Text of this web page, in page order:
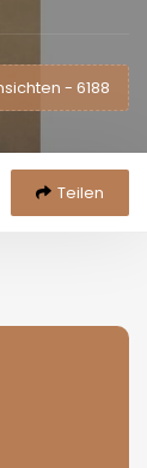
- 6188
Teilen